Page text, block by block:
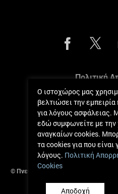
Πολιτική
Πολιτική
Κανόνες
Όροι και
© Πνευματικά Δικαιώματα 2017 -
Αποδοχή
Ο ιστοχώρος μας
βελτιώσει την
για λόγους ασφάλειας.
εδώ συμφωνείτε με
αναγκαίων cookies.
τα cookies για που είναι
λόγους. Πολιτική
Cookies